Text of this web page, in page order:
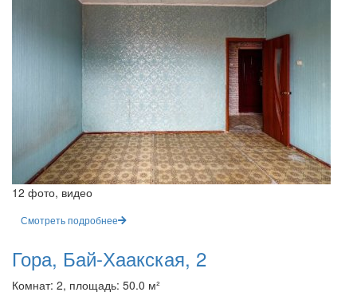
12 фото, видео
Смотреть подробнее
Гора, Бай-Хаакская, 2
Комнат: 2, площадь: 50.0 м²